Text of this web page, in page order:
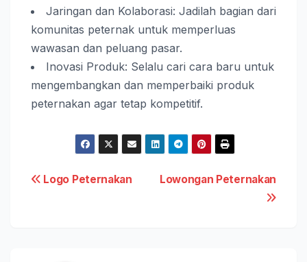
Jaringan dan Kolaborasi: Jadilah bagian dari
komunitas peternak untuk memperluas
wawasan dan peluang pasar.
Inovasi Produk: Selalu cari cara baru untuk
mengembangkan dan memperbaiki produk
peternakan agar tetap kompetitif.
Post
Lowongan Peternakan
Logo Peternakan